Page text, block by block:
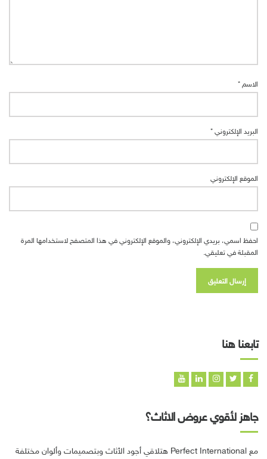
الاسم *
البريد الإلكتروني *
الموقع الإلكتروني
احفظ اسمي، بريدي الإلكتروني، والموقع الإلكتروني في هذا المتصفح لاستخدامها المرة
المقبلة في تعليقي.
تابعنا هنا
جاهز لأقوي عروض الاثاث؟
مع Perfect International هتلاقي أجود الأثاث وبتصميمات وألوان مختلفة